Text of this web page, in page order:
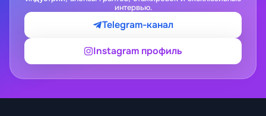
интервью.
Telegram-канал
Instagram профиль